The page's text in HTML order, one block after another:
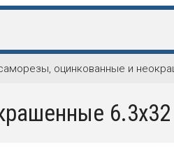
оцинкованные и
6.3х32